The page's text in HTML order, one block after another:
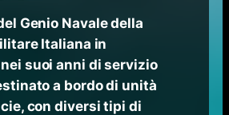
Genio Navale della
Italiana in
suoi anni di servizio
a bordo di unità
con diversi tipi di